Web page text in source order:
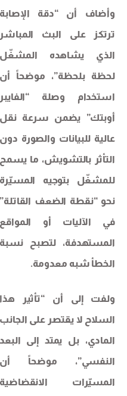
وأضاف أن “دقة الإصابة
ترتكز على البث المباشر
الذي يشاهده المشغّل
لحظة بلحظة”، موضحاً أن
استخدام وصلة “الفايبر
أوبتك” يضمن سرعة نقل
عالية للبيانات والصورة دون
التأثر بالتشويش، ما يسمح
للمشغّل بتوجيه المسيّرة
نحو “نقطة الضعف القاتلة”
في الآليات أو المواقع
المستهدفة، لتصبح نسبة
الخطأ شبه معدومة.
ولفت إلى أن “تأثير هذا
السلاح لا يقتصر على الجانب
المادي، بل يمتد إلى البعد
النفسي”، موضحاً أن
المسيّرات الانقضاضية